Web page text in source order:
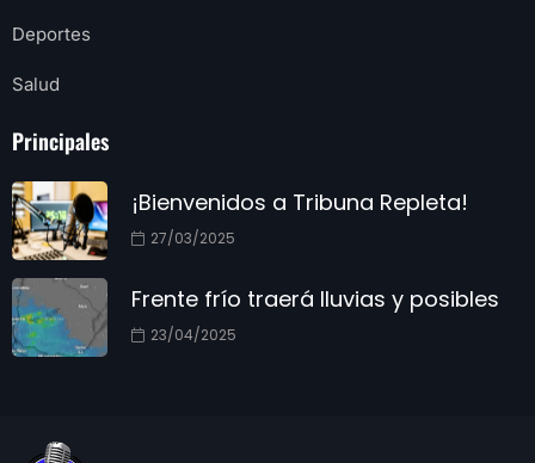
Deportes
Salud
Principales
¡Bienvenidos a Tribuna Repleta!
27/03/2025
Frente frío traerá lluvias y posibles
23/04/2025